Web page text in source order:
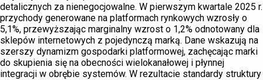
detalicznych za nienegocjowalne. W pierwszym kwartale 2025 r.
przychody generowane na platformach rynkowych wzrosły o
5,1%, przewyższając marginalny wzrost o 1,2% odnotowany dla
sklepów internetowych z pojedynczą marką. Dane wskazują na
szerszy dynamizm gospodarki platformowej, zachęcając marki
do skupienia się na obecności wielokanałowej i płynnej
integracji w obrębie systemów. W rezultacie standardy struktury